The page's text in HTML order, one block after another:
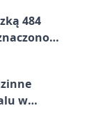
484
w